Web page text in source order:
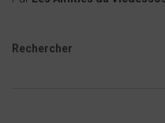
Rechercher